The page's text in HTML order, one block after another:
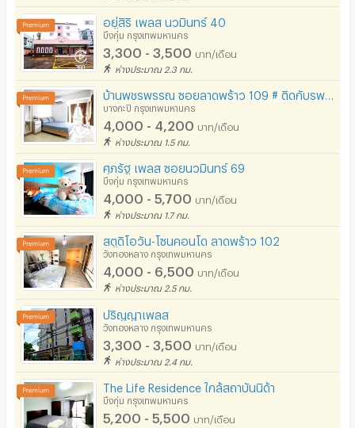
อยู่สิริ เพลส นวมินทร์ 40
บึงกุ่ม กรุงเทพมหานคร
3,300 - 3,500 บาท/เดือน
ห่างประมาณ 2.3 กม.
บางกะปิ กรุงเทพมหานคร
4,000 - 4,200 บาท/เดือน
ห่างประมาณ 1.5 กม.
ศุภรัฐ เพลส ซอยนวมินทร์ 69
บึงกุ่ม กรุงเทพมหานคร
4,000 - 5,700 บาท/เดือน
ห่างประมาณ 1.7 กม.
สตูดิโอวัน-โซนคอนโด ลาดพร้าว 102
วังทองหลาง กรุงเทพมหานคร
4,000 - 6,500 บาท/เดือน
ห่างประมาณ 2.5 กม.
ปริญญาเพลส
วังทองหลาง กรุงเทพมหานคร
3,300 - 3,500 บาท/เดือน
ห่างประมาณ 2.4 กม.
The Life Residence ใกล้สถาบันนิด้า
บึงกุ่ม กรุงเทพมหานคร
5,200 - 5,500 บาท/เดือน